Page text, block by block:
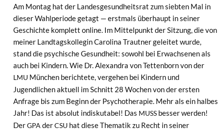
Am Mon­tag hat der Lan­des­ge­sund­heit­srat zum siebten Mal in
dieser Wahlpe­ri­ode getagt — erst­mals über­haupt in sein­er
Geschichte kom­plett online. Im Mit­telpunkt der Sitzung, die von
mein­er Land­tagskol­le­gin Car­oli­na Traut­ner geleit­et wurde,
stand die psy­chis­che Gesund­heit: sowohl bei Erwach­se­nen als
auch bei Kindern. Wie Dr. Alexan­dra von Tet­ten­born von der
LMUMünchen berichtete, verge­hen bei Kindern und
Jugendlichen aktuell im Schnitt 28 Wochen von der ersten
Anfrage bis zum Beginn der Psy­chother­a­pie. Mehr als ein halbes
Jahr! Das ist abso­lut indiskutabel! Das MUSSbess­er wer­den!
DerGPA derCSUhat diese The­matik zu Recht in sein­er